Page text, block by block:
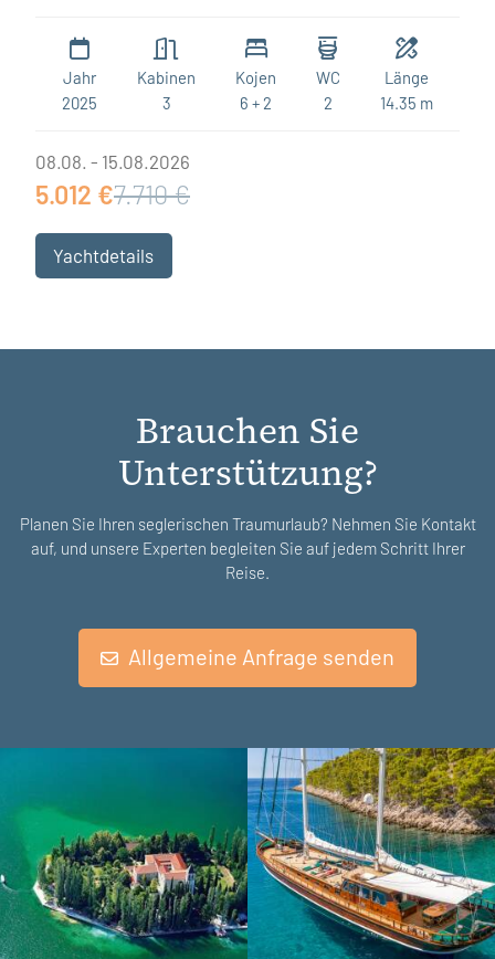
Jahr
2025
Kabinen
3
Kojen
6 + 2
WC
2
Länge
14.35 m
08.08. - 15.08.2026
5.012 €7.710 €
Yachtdetails
Brauchen Sie
Unterstützung?
Planen Sie Ihren seglerischen Traumurlaub? Nehmen Sie Kontakt
auf, und unsere Experten begleiten Sie auf jedem Schritt Ihrer
Reise.
Allgemeine Anfrage senden